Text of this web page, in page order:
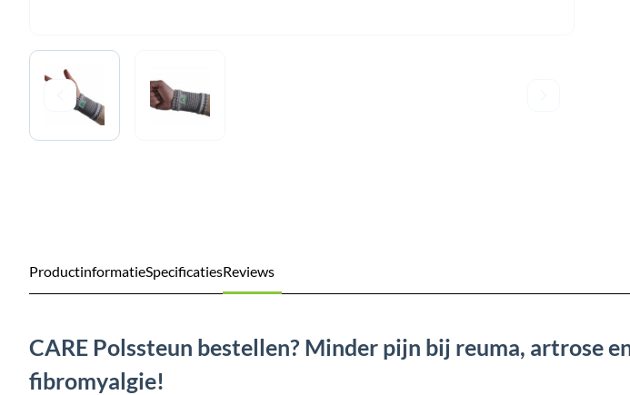
ProductinformatieSpecificatiesReviews
CARE Polssteun bestellen? Minder pijn bij reuma, artrose
fibromyalgie!